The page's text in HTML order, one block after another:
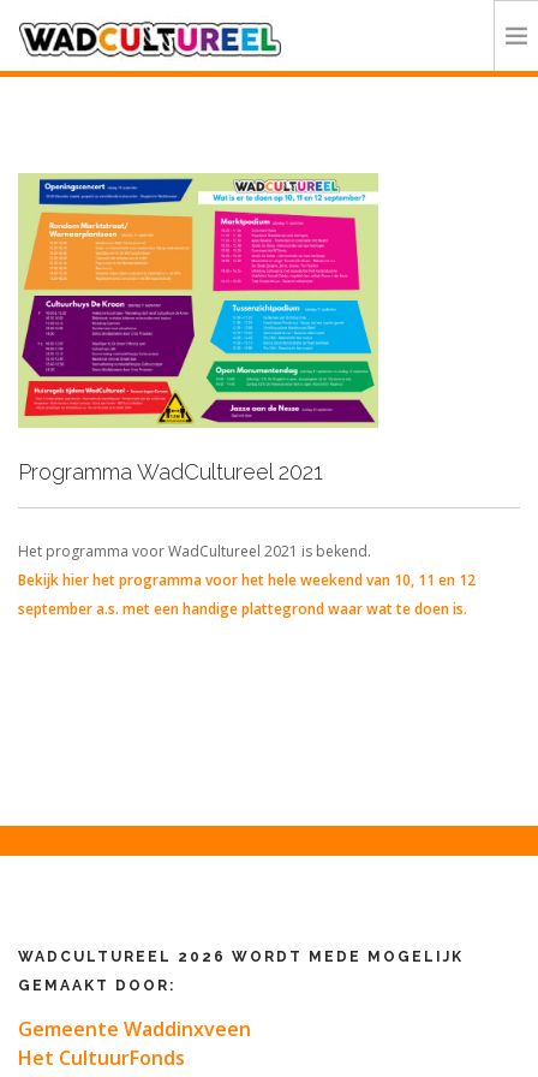
DEELNEMERS
DOE MEE
CONTACT
ORGANISATIE
Programma WadCultureel 2021
Het programma voor WadCultureel 2021 is bekend.
Bekijk hier het programma voor het hele weekend van 10, 11 en 12
september a.s. met een handige plattegrond waar wat te doen is.
WADCULTUREEL 2026 WORDT MEDE MOGELIJK
GEMAAKT DOOR:
Gemeente Waddinxveen
Het CultuurFonds